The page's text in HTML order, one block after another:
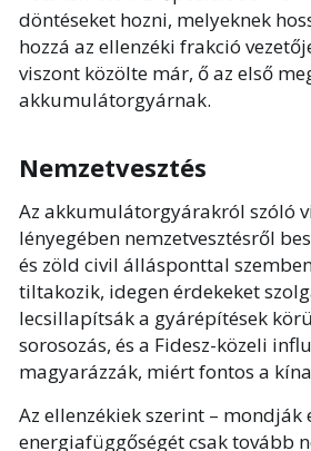
döntéseket hozni, melyeknek
hozzá az ellenzéki frakció
viszont közölte már, ő az első
akkumulátorgyárnak.
Nemzetvesztés
Az akkumulátorgyárakról szóló
lényegében nemzetvesztésről
és zöld civil állásponttal
tiltakozik, idegen érdekeket
lecsillapítsák a gyárépítések
sorosozás, és a Fidesz-közeli
magyarázzák, miért fontos a
Az ellenzékiek szerint –
energiafüggőségét csak tovább